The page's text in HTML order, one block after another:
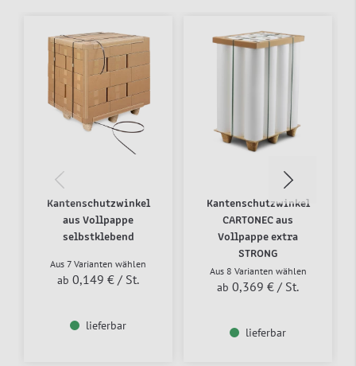
Kantenschutzwinkel
aus Vollpappe
selbstklebend
Aus 7 Varianten wählen
ab 0,149 € / St.
lieferbar
Kantenschutzwinkel
CARTONEC aus
Vollpappe extra
STRONG
Aus 8 Varianten wählen
ab 0,369 € / St.
lieferbar